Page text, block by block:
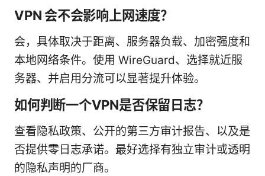
VPN 会不会影响上网速度？
会，具体取决于距离、服务器负载、加密强度和
本地网络条件。使用 WireGuard、选择就近服
务器、并启用分流可以显著提升体验。
如何判断一个VPN是否保留日志？
查看隐私政策、公开的第三方审计报告、以及是
否提供零日志承诺。最好选择有独立审计或透明
的隐私声明的厂商。